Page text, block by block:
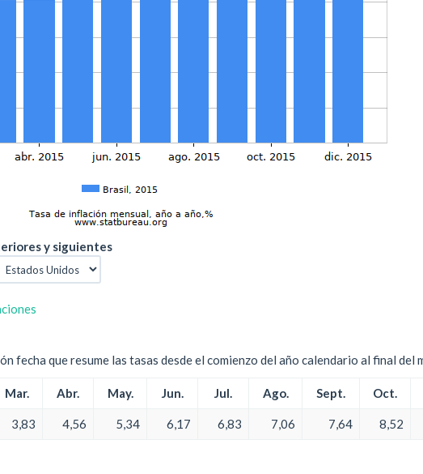
y siguientes
fecha que resume las tasas desde el comienzo del año calendario al final del
Mar. Abr. May. Jun. Jul. Ago. Sept. Oct.
3,83 4,56 5,34 6,17 6,83 7,06 7,64 8,52